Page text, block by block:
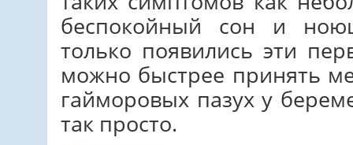
беспокойный сон и
только появились эти
можно быстрее принять
гайморовых пазух у
так просто.